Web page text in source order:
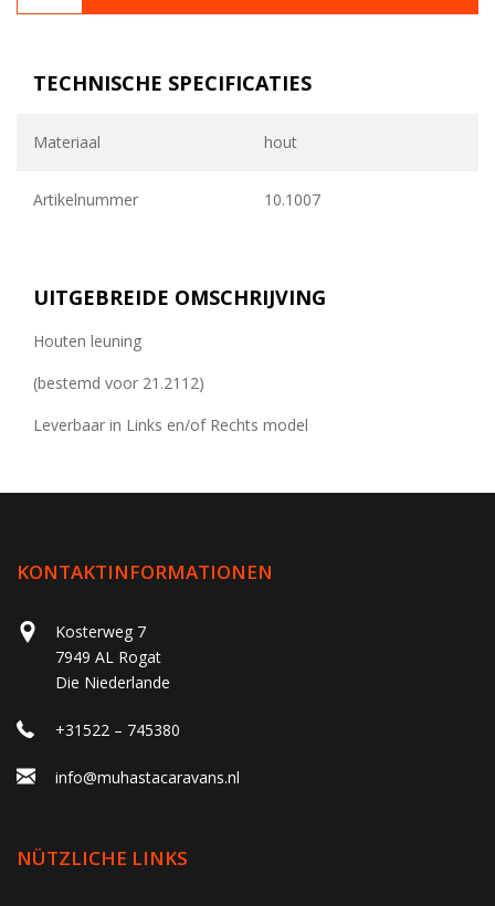
TECHNISCHE SPECIFICATIES
Materiaal hout
Artikelnummer 10.1007
UITGEBREIDE OMSCHRIJVING
Houten leuning
(bestemd voor 21.2112)
Leverbaar in Links en/of Rechts model
KONTAKTINFORMATIONEN
Kosterweg 7
7949 AL Rogat
Die Niederlande
+31522 – 745380
info@muhastacaravans.nl
NÜTZLICHE LINKS